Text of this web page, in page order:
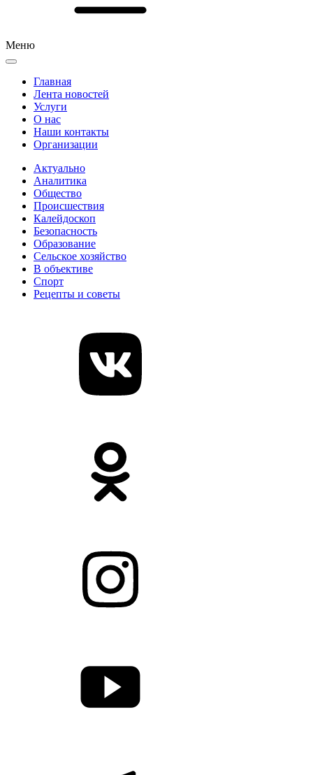
Меню
Главная
Лента новостей
Услуги
О нас
Наши контакты
Организации
Актуально
Аналитика
Общество
Происшествия
Калейдоскоп
Безопасность
Образование
Сельское хозяйство
В объективе
Спорт
Рецепты и советы